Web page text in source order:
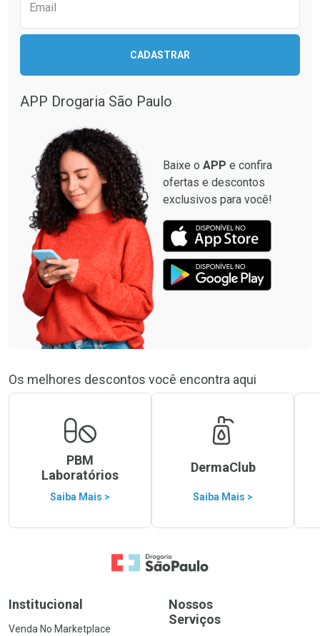
Comprar sem Desconto
Por R$ 79,00/cada
Por R$ 79,00/cada
Por R$ 40,95/cada
Email
CADASTRAR
APP Drogaria São Paulo
Baixe o APP e confira
ofertas e descontos
exclusivos para você!
Os melhores descontos você encontra aqui
PBM
Laboratórios
Saiba Mais >
DermaClub
Saiba Mais >
Ir para a Home
Institucional
Venda No Marketplace
Nossos
Serviços